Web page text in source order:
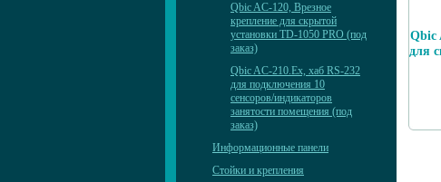
Qbic AC-120, Врезное
крепление для скрытой
установки TD-1050 PRO (под
заказ)
Qbic AC-210.Ex, хаб RS-232
для подключения 10
сенсоров/индикаторов
занятости помещения (под
заказ)
Информационные панели
Стойки и крепления
Qbic
для